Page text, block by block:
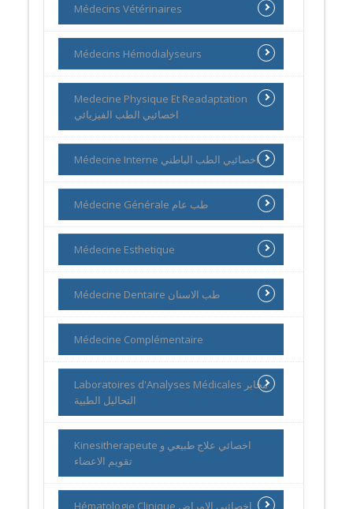
Médecins Vétérinaires
Médecins Hémodialyseurs
Medecine Physique Et Readaptation
اخصائيي الطب الفيزيائي
Médecine Interne اخصائيي الطب الباطني
Médecine Générale طب عام
Médecine Esthetique
Médecine Dentaire طب الاسنان
Médecine Complémentaire
Laboratoires d'Analyses Médicales مخابر
التحاليل الطبية
Kinesitherapeute اخصائي علاج طبيعي و
تقويم الاعضاء
Hématologie Clinique اخصائيي الامراض